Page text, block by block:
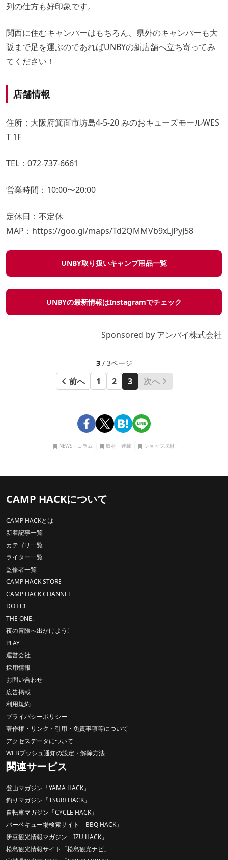
列の仕方も好印象です。
関西に住むキャンパーはもちろん、県外のキャンパーも大
阪まで足を運ぶのであればUNBYの新店舗へ立ち寄ってみ
てください！
店舗情報
住所：大阪府箕面市坊島4-5-20 みのおキューズモールWES
T 1F
TEL：072-737-6661
営業時間：10:00〜20:00
定休日：不定休
MAP： https://goo.gl/maps/Td2QMMVb9xLjPyJ58
UNBY取り扱いキャンプ用品一覧
UNBYの最新情報はInstagramでチェック
Sponsored by アンバイ株式会社
3/ 3ページ
前へ 1 2 3 次へ
NEWS・コラム 取材・連載 ショップ取材
CAMP HACKについて
CAMP HACKとは
新着記事一覧
カテゴリ一覧
ライター一覧
監修者一覧
CAMP HACK STORE
CAMP HACK CHANNEL
DO IT!!
THE ONE.
夜の冒険へ出かけよう!
PLAY
運営会社
採用情報
お問い合わせ
広告掲載
利用規約
プライバシーポリシー
著作権・リンク・引用・免責事項等について
アクセスデータについて
WEBプッシュ通知の設定・解除方法
関連サービス
登山マガジン「YAMA HACK」
釣りマガジン「TSURI HACK」
自転車マガジン「CYCLE HACK」
バーベキュー場検索サイト「BBQ HACK」
伊豆観光情報マガジン「IZU HACK」
松島観光情報サイト「松島観光ナビ」